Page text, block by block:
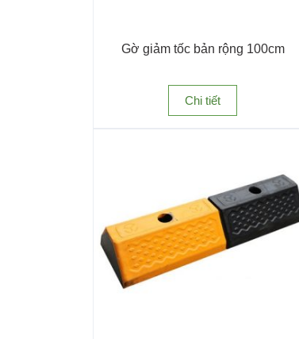
Gờ giảm tốc bản rộng 100cm
Chi tiết